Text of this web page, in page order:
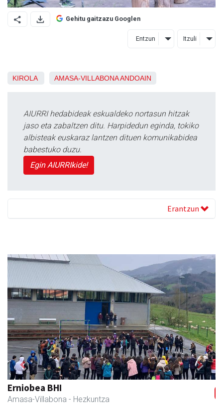
Gehitu gaitzazu Googlen
Entzun Itzuli
KIROLA AMASA-VILLABONAANDOAIN
AIURRI hedabideak eskualdeko nortasun hitzak
jaso eta zabaltzen ditu. Harpidedun eginda, tokiko
albisteak euskaraz lantzen dituen komunikabidea
babestuko duzu.
Egin AIURRIkide!
Erantzun
Tximeleta oihal-denda
Andoain - Oihal-denda
Previous Next